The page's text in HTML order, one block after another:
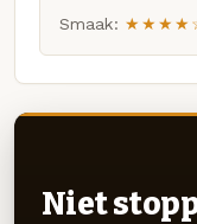
Smaak:
Niet